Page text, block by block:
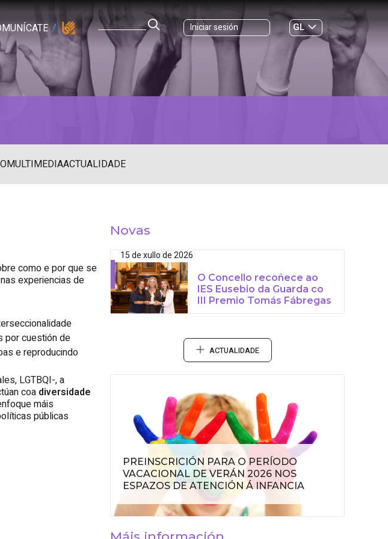
Iniciar sesión
GL
ES|
MULTIMEDIAACTUALIDADE
como e por que se
experiencias de
por cuestión de
e reproducindo
LGTBQI-, a
coa diversidade
máis
públicas
Novas
15 de xullo de 2026
O Concello recoñece ao
IES Eusebio da Guarda co
III Premio Tomás Fábregas
ACTUALIDADE
PREINSCRICIÓN PARA O PERÍODO
VACACIONAL DE VERÁN 2026 NOS
ESPAZOS DE ATENCIÓN Á INFANCIA